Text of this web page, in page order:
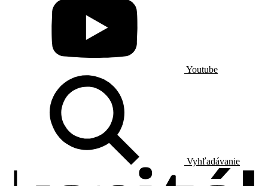
Youtube
Vyhľadávanie